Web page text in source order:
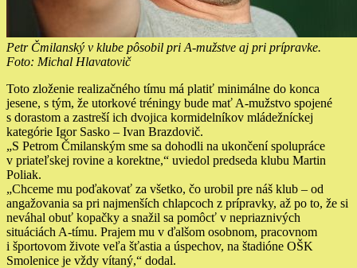
Petr Čmilanský v klube pôsobil pri A-mužstve aj pri prípravke.
Foto: Michal Hlavatovič
Toto zloženie realizačného tímu má platiť minimálne do konca
jesene, s tým, že utorkové tréningy bude mať A-mužstvo spojené
s dorastom a zastreší ich dvojica kormidelníkov mládežníckej
kategórie Igor Sasko – Ivan Brazdovič.
„S Petrom Čmilanským sme sa dohodli na ukončení spolupráce
v priateľskej rovine a korektne,“ uviedol predseda klubu Martin
Poliak.
„Chceme mu poďakovať za všetko, čo urobil pre náš klub – od
angažovania sa pri najmenších chlapcoch z prípravky, až po to, že si
neváhal obuť kopačky a snažil sa pomôcť v nepriaznivých
situáciách A-tímu. Prajem mu v ďalšom osobnom, pracovnom
i športovom živote veľa šťastia a úspechov, na štadióne OŠK
Smolenice je vždy vítaný,“ dodal.